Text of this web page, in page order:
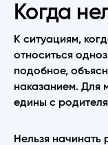
Когда
К ситуациям,
относиться
подобное,
наказанием. Для
едины с
Нельзя начинать